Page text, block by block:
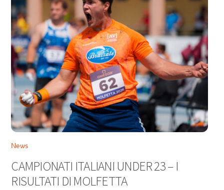
News
CAMPIONATI ITALIANI UNDER 23 – I
RISULTATI DI MOLFETTA